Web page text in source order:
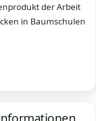
der Arbeit
in Baumschulen